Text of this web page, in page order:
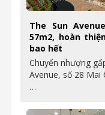
The Sun
57m2, hoàn
bao hết
Chuyển nhượng
Avenue, số 28 Mai
…